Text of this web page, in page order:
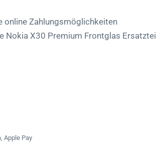
online Zahlungsmöglichkeiten
Nokia X30 Premium Frontglas
Apple Pay